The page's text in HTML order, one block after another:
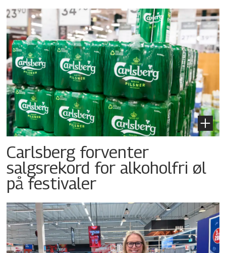
Carlsberg forventer
salgsrekord for alkoholfri øl
på festivaler